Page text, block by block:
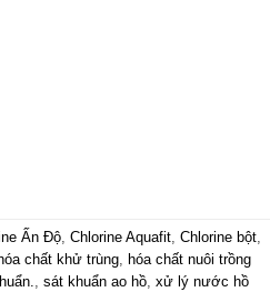
Ấn Độ, Chlorine Aquafit, Chlorine bột,
hóa chất khử trùng, hóa chất nuôi trồng
, sát khuẩn ao hồ, xử lý nước hồ